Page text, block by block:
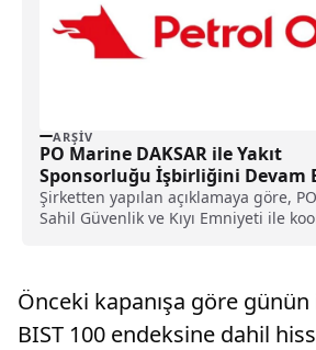
ARŞIV
PO Marine DAKSAR ile Yakıt
Sponsorluğu İşbirliğini Devam
Şirketten yapılan açıklamaya göre,
Sahil Güvenlik ve Kıyı Emniyeti ile
Önceki kapanışa göre günün
BIST 100 endeksine dahil